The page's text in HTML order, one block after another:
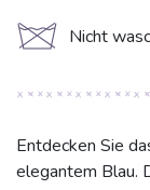
d Nicht
Entdecken Sie
elegantem Blau.